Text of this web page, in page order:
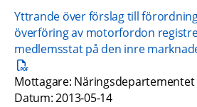
Yttrande över förslag till
överföring av motorfordon
medlemsstat på den inre
pdf, 169.4 kB.
Mottagare: Näringsdepartementet
Datum: 2013-05-14